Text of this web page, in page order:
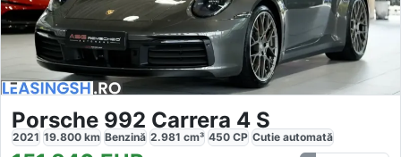
Porsche 992 Carrera 4 S
2021 19.800 km Benzină 2.981 cm³ 450 CP Cutie automată